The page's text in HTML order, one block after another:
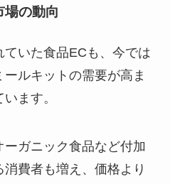
場の動向
いた食品ECも、今では
ルキットの需要が高ま
ます。
ガニック食品など付加
費者も増え、価格より